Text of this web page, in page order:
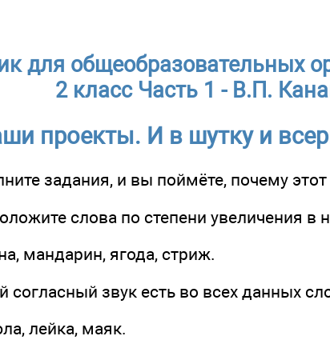
для общеобразовательных
2 класс Часть 1 - В.П.
проекты. И в шутку и
задания, и вы поймёте, почему
слова по степени увеличения в
мандарин, ягода, стриж.
согласный звук есть во всех данных
лейка, маяк.